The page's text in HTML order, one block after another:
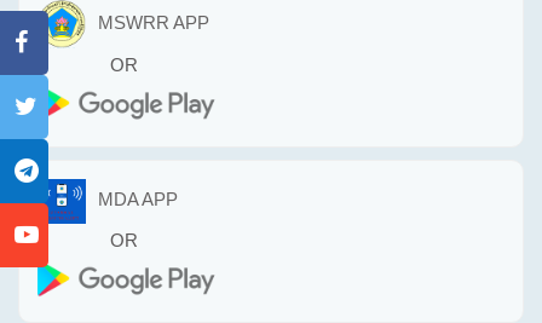
MSWRR APP
OR
MDA APP
OR